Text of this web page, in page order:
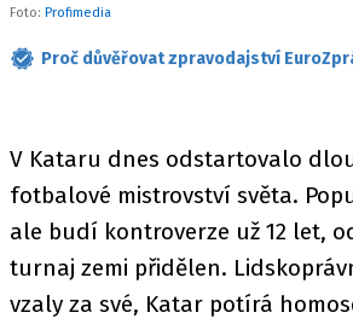
Foto: Profimedia
Proč důvěřovat zpravodajství
V Kataru dnes odstartovalo
fotbalové mistrovství světa.
ale budí kontroverze už 12 let,
turnaj zemi přidělen.
vzaly za své, Katar potírá